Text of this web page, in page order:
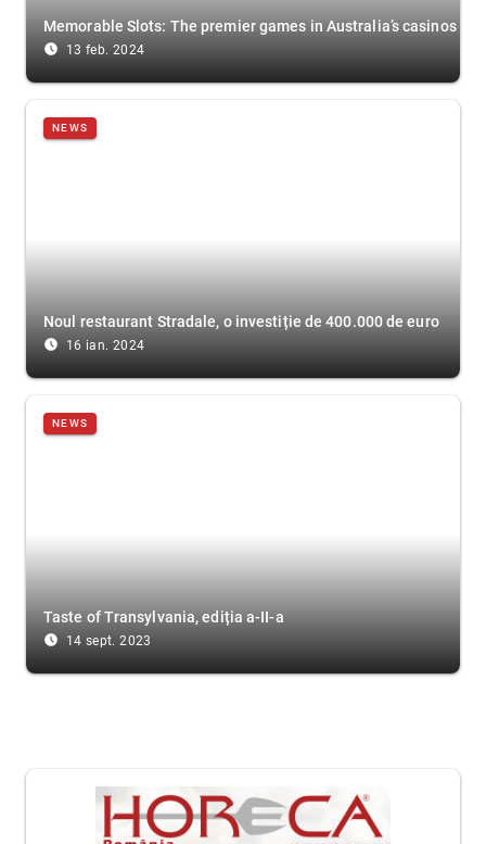
Memorable Slots: The premier games in Australia’s casinos
access_time_filled 13 feb. 2024
NEWS
Noul restaurant Stradale, o investiție de 400.000 de euro
access_time_filled 16 ian. 2024
NEWS
Taste of Transylvania, ediția a-II-a
access_time_filled 14 sept. 2023